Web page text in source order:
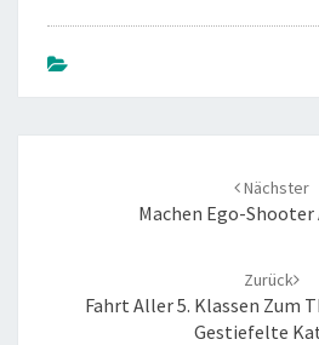
Navigation
Nächster
Machen Ego-Shooter
Zurück
Fahrt Aller 5. Klassen Zum
Gestiefelte